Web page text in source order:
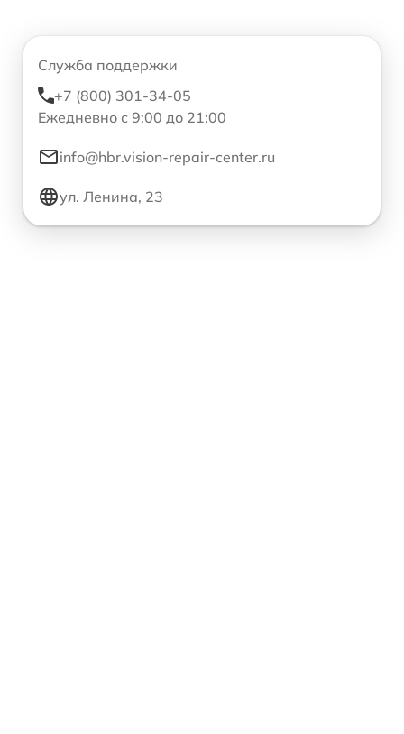
Служба поддержки
+7 (800) 301-34-05
Ежедневно с 9:00 до 21:00
info@hbr.vision-repair-center.ru
ул. Ленина, 23